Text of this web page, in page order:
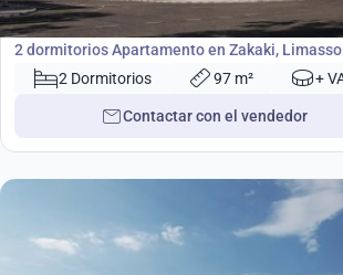
Apartamento
2 dormitorios Apartamento en Zakaki,
2 Dormitorios
97 m² +
Contactar con el vendedor